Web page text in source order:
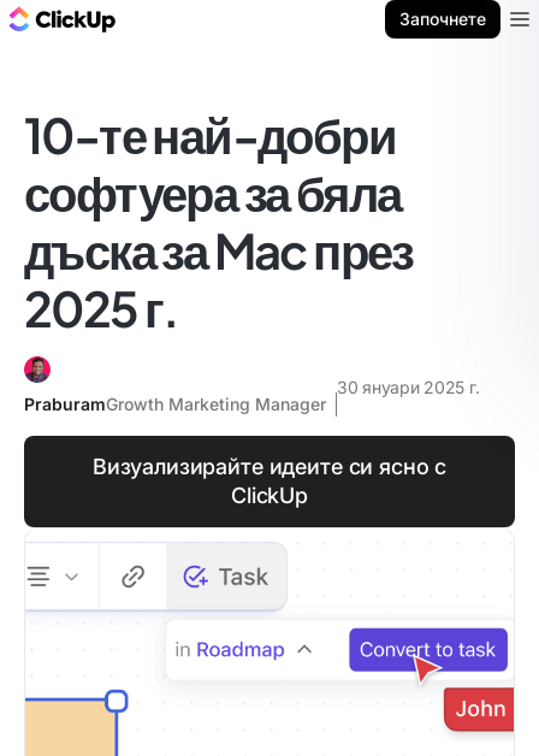
Започнете
10-те най-добри
софтуера за бяла
дъска за Mac през
2025 г.
PraburamGrowth Marketing Manager
30 януари 2025 г.
Визуализирайте идеите си ясно с
ClickUp